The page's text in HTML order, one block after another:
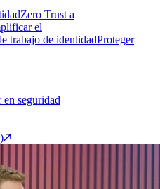
Zero Trust a
el
trabajo de identidadProteger
en seguridad